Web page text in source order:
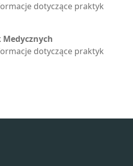
dotyczące praktyk
dotyczące praktyk